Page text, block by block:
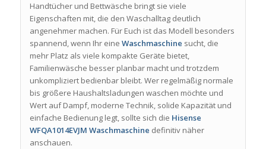
Handtücher und Bettwäsche bringt sie viele
Eigenschaften mit, die den Waschalltag deutlich
angenehmer machen. Für Euch ist das Modell besonders
spannend, wenn Ihr eine Waschmaschine sucht, die
mehr Platz als viele kompakte Geräte bietet,
Familienwäsche besser planbar macht und trotzdem
unkompliziert bedienbar bleibt. Wer regelmäßig normale
bis größere Haushaltsladungen waschen möchte und
Wert auf Dampf, moderne Technik, solide Kapazität und
einfache Bedienung legt, sollte sich die Hisense
WFQA1014EVJM Waschmaschine definitiv näher
anschauen.